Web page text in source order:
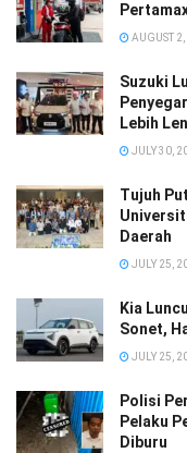
AUGUST
Suzuki
Lebih
JULY 30,
Tujuh
Daerah
JULY 25,
Kia
Sonet,
JULY 25,
Polisi
Pelaku
Diburu